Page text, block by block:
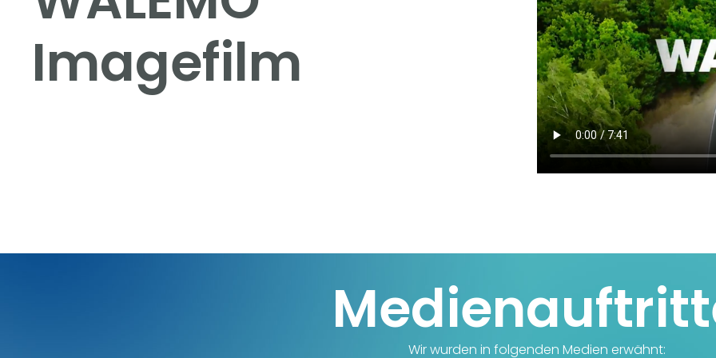
Imagefilm
Wir wurden in folgenden Medien erwähnt: